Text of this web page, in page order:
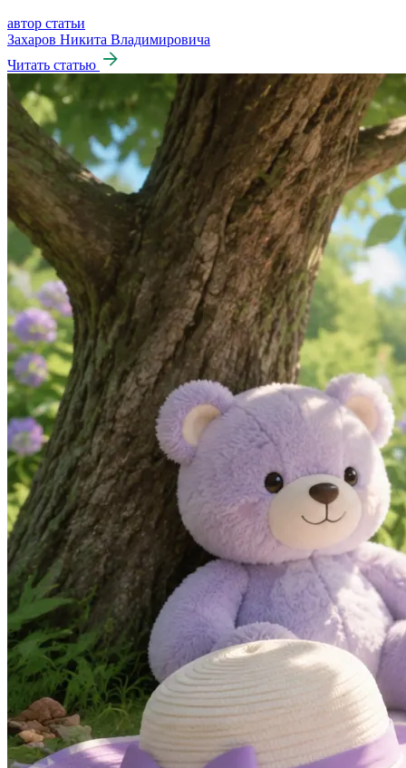
автор статьи
Захаров Никита Владимировича
Читать статью